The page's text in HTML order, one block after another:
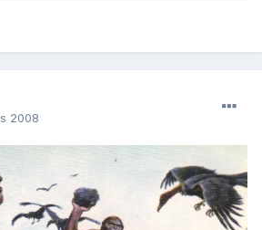
2008